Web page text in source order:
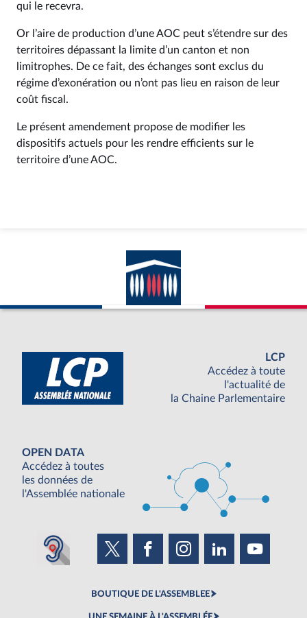
qui le recevra.
Or l’aire de production d’une AOC peut s’étendre sur des
territoires dépassant la limite d’un canton et non
limitrophes. De ce fait, des échanges sont exclus du
régime d’exonération ou n’ont pas lieu en raison de leur
coût fiscal.
Le présent amendement propose de modifier les
dispositifs actuels pour les rendre efficients sur le
territoire d’une AOC.
LCP
Accédez à toute
l'actualité de
la Chaine Parlementaire
OPEN DATA
Accédez à toutes
les données de
l'Assemblée nationale
BOUTIQUE DE L'ASSEMBLEE